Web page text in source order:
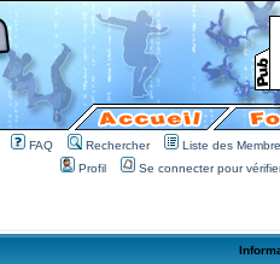
FAQ Rechercher Liste des
Profil
Se connecter pour